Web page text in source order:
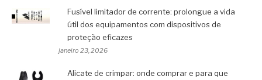
Fusível limitador de corrente: prolongue a vida
útil dos equipamentos com dispositivos de
proteção eficazes
janeiro 23, 2026
Alicate de crimpar: onde comprar e para que